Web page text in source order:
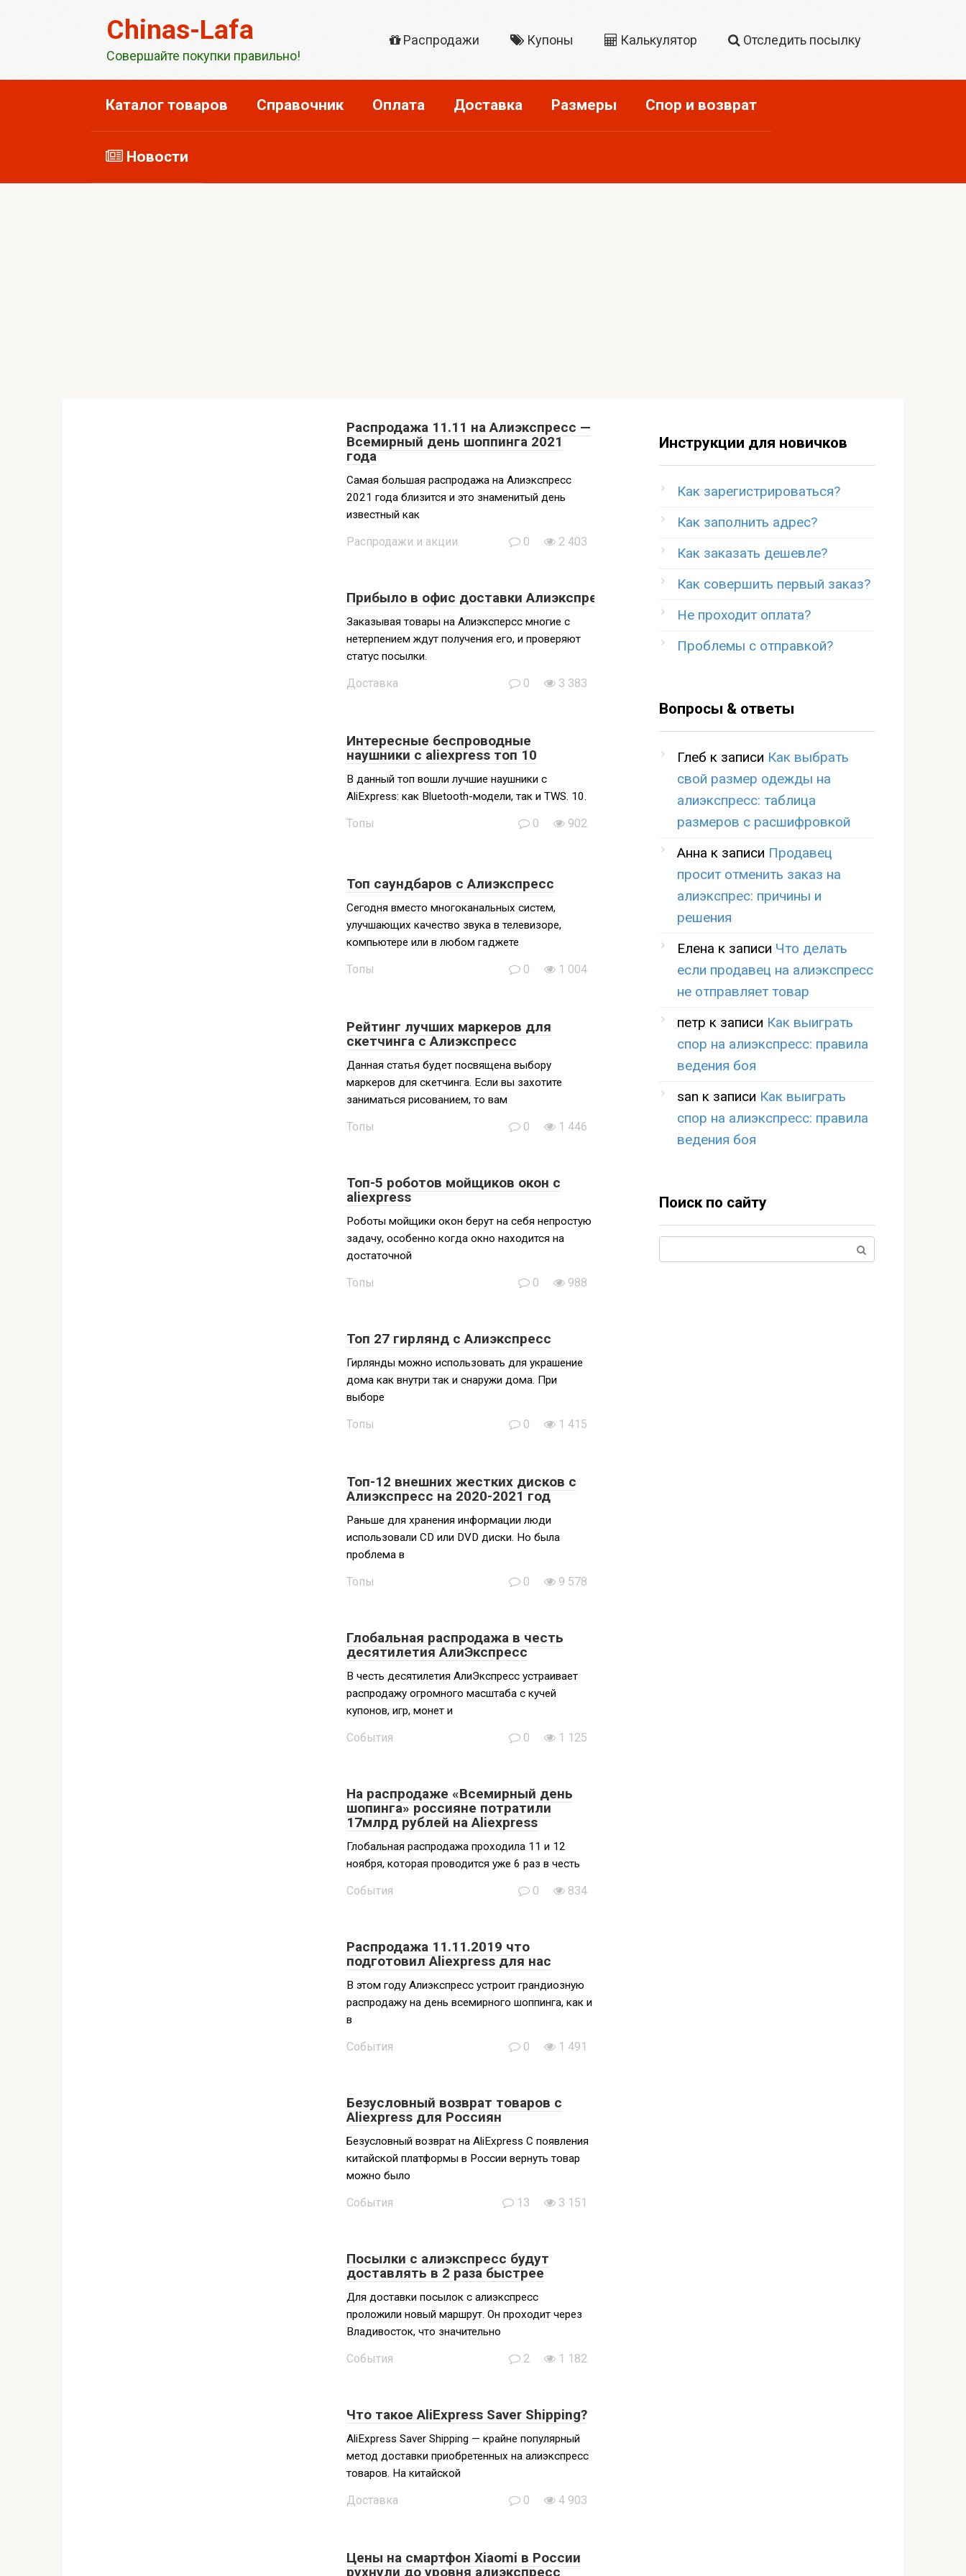
Chinas-Lafa
Совершайте покупки правильно!
Распродажи Купоны Калькулятор Отследить посылку
Каталог товаров Справочник Оплата Доставка Размеры Спор и возврат
Новости
Распродажа 11.11 на Алиэкспресс —
Всемирный день шоппинга 2021
года
Самая большая распродажа на Алиэкспресс
2021 года близится и это знаменитый день
известный как
Распродажи и акции 0 2 403
Прибыло в офис доставки Алиэкспресс
Заказывая товары на Алиэксперсс многие с
нетерпением ждут получения его, и проверяют
статус посылки.
Доставка 0 3 383
Интересные беспроводные
наушники с aliexpress топ 10
В данный топ вошли лучшие наушники с
AliExpress: как Bluetooth-модели, так и TWS. 10.
Топы 0 902
Топ саундбаров с Алиэкспресс
Сегодня вместо многоканальных систем,
улучшающих качество звука в телевизоре,
компьютере или в любом гаджете
Топы 0 1 004
Рейтинг лучших маркеров для
скетчинга с Алиэкспресс
Данная статья будет посвящена выбору
маркеров для скетчинга. Если вы захотите
заниматься рисованием, то вам
Топы 0 1 446
Топ-5 роботов мойщиков окон с
aliexpress
Роботы мойщики окон берут на себя непростую
задачу, особенно когда окно находится на
достаточной
Топы 0 988
Топ 27 гирлянд с Алиэкспресс
Гирлянды можно использовать для украшение
дома как внутри так и снаружи дома. При
выборе
Топы 0 1 415
Топ-12 внешних жестких дисков с
Алиэкспресс на 2020-2021 год
Раньше для хранения информации люди
использовали CD или DVD диски. Но была
проблема в
Топы 0 9 578
Глобальная распродажа в честь
десятилетия АлиЭкспресс
В честь десятилетия АлиЭкспресс устраивает
распродажу огромного масштаба с кучей
купонов, игр, монет и
События 0 1 125
На распродаже «Всемирный день
шопинга» россияне потратили
17млрд рублей на Aliexpress
Глобальная распродажа проходила 11 и 12
ноября, которая проводится уже 6 раз в честь
События 0 834
Распродажа 11.11.2019 что
подготовил Aliexpress для нас
В этом году Алиэкспресс устроит грандиозную
распродажу на день всемирного шоппинга, как и
в
События 0 1 491
Безусловный возврат товаров с
Aliexpress для Россиян
Безусловный возврат на AliExpress С появления
китайской платформы в России вернуть товар
можно было
События 13 3 151
Посылки с алиэкспресс будут
доставлять в 2 раза быстрее
Для доставки посылок с алиэкспресс
проложили новый маршрут. Он проходит через
Владивосток, что значительно
События 2 1 182
Что такое AliExpress Saver Shipping?
AliExpress Saver Shipping — крайне популярный
метод доставки приобретенных на алиэкспресс
товаров. На китайской
Доставка 0 4 903
Цены на смартфон Xiaomi в России
рухнули до уровня алиэкспресс
Инструкции для новичков
Как зарегистрироваться?
Как заполнить адрес?
Как заказать дешевле?
Как совершить первый заказ?
Не проходит оплата?
Проблемы с отправкой?
Вопросы & ответы
Глеб к записи Как выбрать
свой размер одежды на
алиэкспресс: таблица
размеров с расшифровкой
Анна к записи Продавец
просит отменить заказ на
алиэкспрес: причины и
решения
Елена к записи Что делать
если продавец на алиэкспресс
не отправляет товар
петр к записи Как выиграть
спор на алиэкспресс: правила
ведения боя
san к записи Как выиграть
спор на алиэкспресс: правила
ведения боя
Поиск по сайту